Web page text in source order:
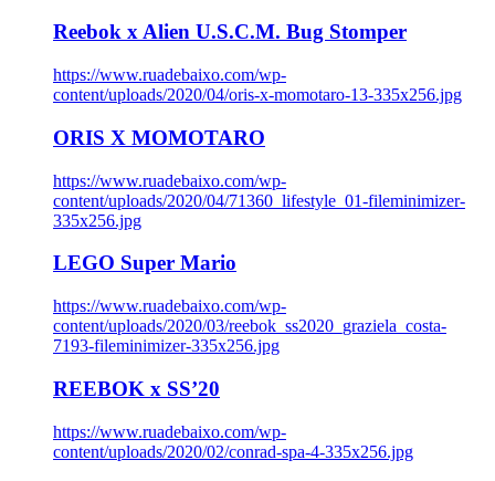
Reebok x Alien U.S.C.M. Bug Stomper
https://www.ruadebaixo.com/wp-
content/uploads/2020/04/oris-x-momotaro-13-335x256.jpg
ORIS X MOMOTARO
https://www.ruadebaixo.com/wp-
content/uploads/2020/04/71360_lifestyle_01-fileminimizer-
335x256.jpg
LEGO Super Mario
https://www.ruadebaixo.com/wp-
content/uploads/2020/03/reebok_ss2020_graziela_costa-
7193-fileminimizer-335x256.jpg
REEBOK x SS’20
https://www.ruadebaixo.com/wp-
content/uploads/2020/02/conrad-spa-4-335x256.jpg